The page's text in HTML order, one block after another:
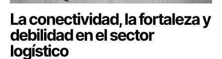
La conectividad, la fortaleza y
debilidad en el sector
logístico